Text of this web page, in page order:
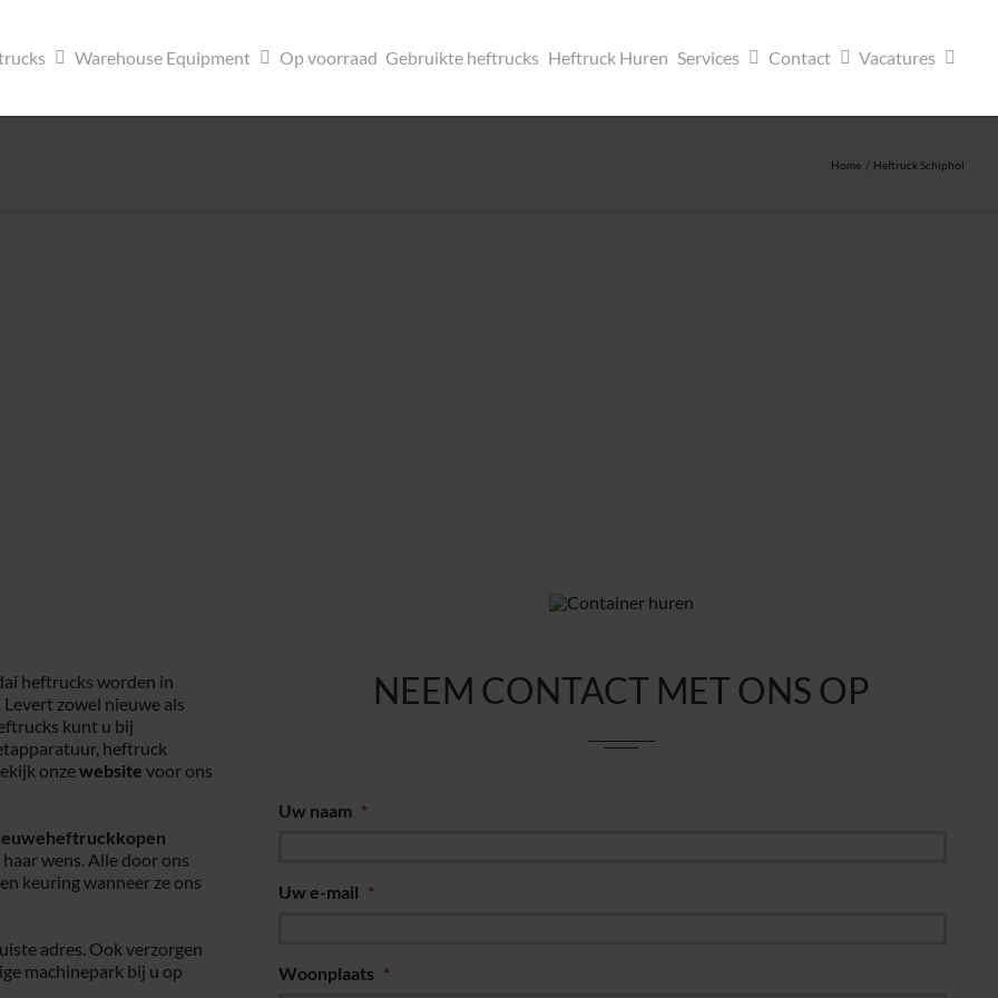
Warehouse Equipment Op voorraad Gebruikte heftrucks Heftruck Huren Services Contact Vacatures
Home Heftruck Schiphol
heftrucks worden in
zowel nieuwe als
kunt u bij
heftruck
onzewebsite voor ons
wens. Alle door ons
keuring wanneer ze ons
adres. Ook verzorgen
machinepark bij u op
NEEM CONTACT MET ONS OP
Uw naam *
Uw e-mail *
Woonplaats *